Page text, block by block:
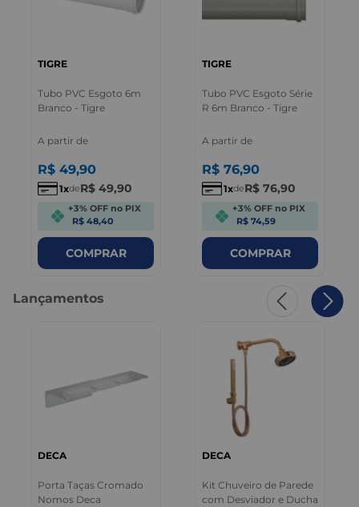
TIGRE
Tubo PVC Esgoto 6m
Branco - Tigre
A partir de
R$ 49,90
1 deR$ 49,90
+3% OFF no PIX
R$ 48,40
COMPRAR
TIGRE
Tubo PVC Esgoto Série
R 6m Branco - Tigre
A partir de
R$ 76,90
1 deR$ 76,90
+3% OFF no PIX
R$ 74,59
COMPRAR
Lançamentos
DECA
Porta Taças Cromado
Nomos Deca
DECA
Kit Chuveiro de Parede
com Desviador e Ducha